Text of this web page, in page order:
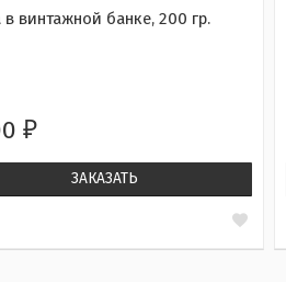
в винтажной банке, 200 гр.
₽
ЗАКАЗАТЬ